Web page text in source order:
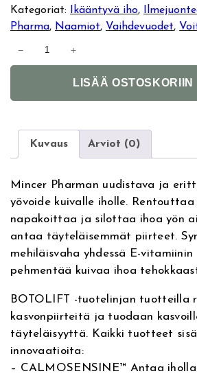
Kategoriat:
Ikääntyvä iho,
Pharma, Naamiot, Vaihdevuodet,
h
r
m
a
B
o
t
l
i
f
t
N
− +
LISÄÄ OSTOSKORIIN
Kuvaus Arviot (0)
Mincer Pharman uudistava ja
yövoide kuivalle iholle.
napakoittaa ja silottaa ihoa yön
antaa täyteläisemmät piirteet.
mehiläisvaha yhdessä E-vitamiinin
pehmentää kuivaa ihoa
BOTOLIFT -tuotelinjan tuotteilla
kasvonpiirteitä ja tuodaan
täyteläisyyttä. Kaikki tuotteet
innovaatioita:
– CALMOSENSINE™ Antaa